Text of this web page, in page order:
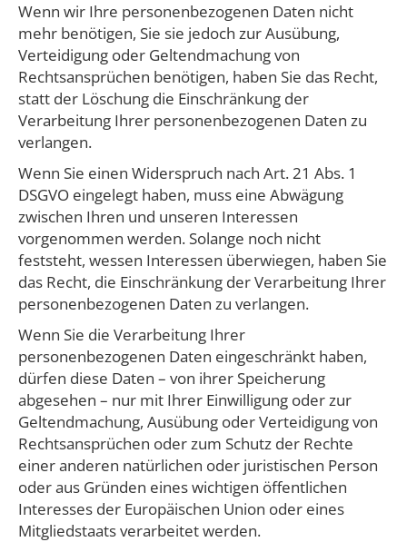
Wenn wir Ihre personenbezogenen Daten nicht
mehr benötigen, Sie sie jedoch zur Ausübung,
Verteidigung oder Geltendmachung von
Rechtsansprüchen benötigen, haben Sie das Recht,
statt der Löschung die Einschränkung der
Verarbeitung Ihrer personenbezogenen Daten zu
verlangen.
Wenn Sie einen Widerspruch nach Art. 21 Abs. 1
DSGVO eingelegt haben, muss eine Abwägung
zwischen Ihren und unseren Interessen
vorgenommen werden. Solange noch nicht
feststeht, wessen Interessen überwiegen, haben Sie
das Recht, die Einschränkung der Verarbeitung Ihrer
personenbezogenen Daten zu verlangen.
​Wenn Sie die Verarbeitung Ihrer
personenbezogenen Daten eingeschränkt haben,
dürfen diese Daten – von ihrer Speicherung
abgesehen – nur mit Ihrer Einwilligung oder zur
Geltendmachung, Ausübung oder Verteidigung von
Rechtsansprüchen oder zum Schutz der Rechte
einer anderen natürlichen oder juristischen Person
oder aus Gründen eines wichtigen öffentlichen
Interesses der Europäischen Union oder eines
Mitgliedstaats verarbeitet werden.